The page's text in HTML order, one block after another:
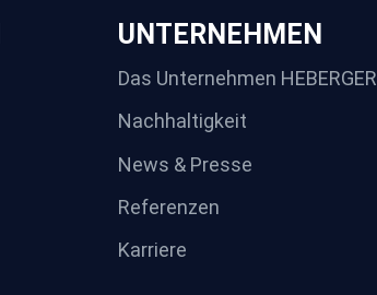
UNTERNEHMEN
Das Unternehmen HEBERGER
Nachhaltigkeit
News & Presse
Referenzen
Karriere